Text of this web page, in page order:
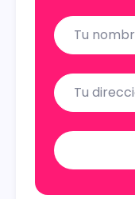
Name
Email